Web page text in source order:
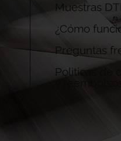
Muestras
¿Cómo
Preguntas
Politicas de